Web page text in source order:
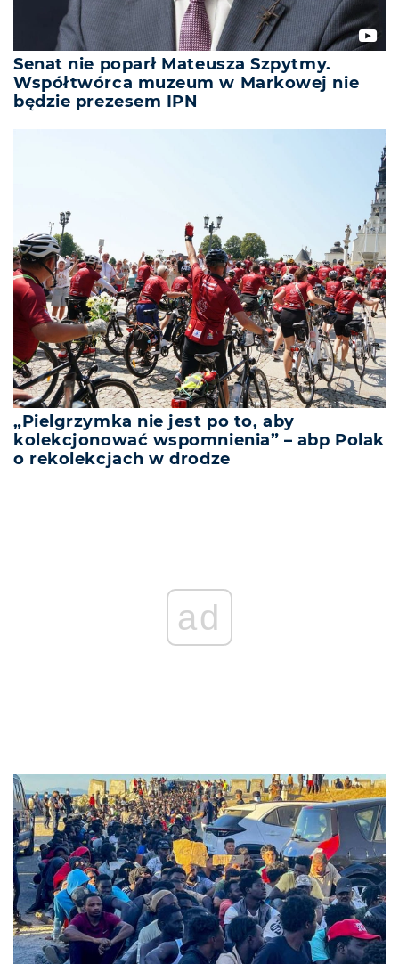
Senat nie poparł Mateusza Szpytmy.
Współtwórca muzeum w Markowej nie
będzie prezesem IPN
„Pielgrzymka nie jest po to, aby
kolekcjonować wspomnienia” – abp Polak
o rekolekcjach w drodze
ad